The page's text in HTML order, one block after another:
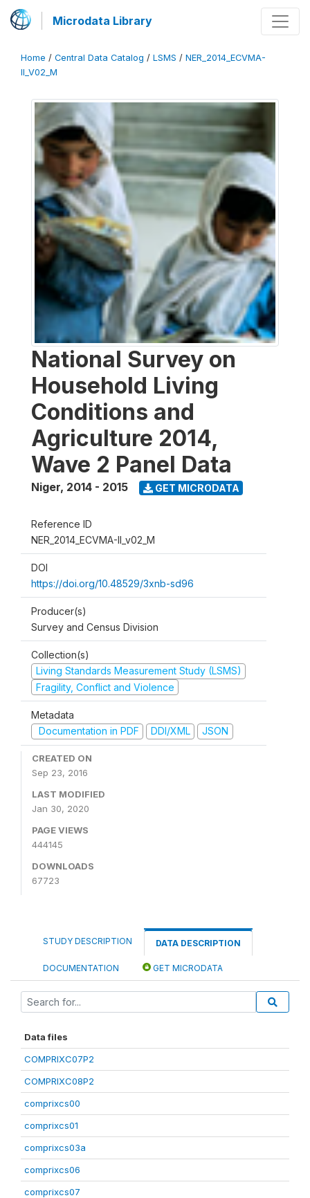
Microdata Library
Home / Central Data Catalog / LSMS / NER_2014_ECVMA-
II_V02_M
National Survey on
Household Living
Conditions and
Agriculture 2014,
Wave 2 Panel Data
Niger, 2014 - 2015 GET MICRODATA
Reference ID
NER_2014_ECVMA-II_v02_M
DOI
https://doi.org/10.48529/3xnb-sd96
Producer(s)
Survey and Census Division
Collection(s)
Living Standards Measurement Study (LSMS)
Fragility, Conflict and Violence
Metadata
Documentation in PDF
DDI/XML JSON
CREATED ON
Sep 23, 2016
LAST MODIFIED
Jan 30, 2020
PAGE VIEWS
444145
DOWNLOADS
67723
STUDY DESCRIPTION DATA DESCRIPTION
DOCUMENTATION GET MICRODATA
Data files
COMPRIXC07P2
COMPRIXC08P2
comprixcs00
comprixcs01
comprixcs03a
comprixcs06
comprixcs07